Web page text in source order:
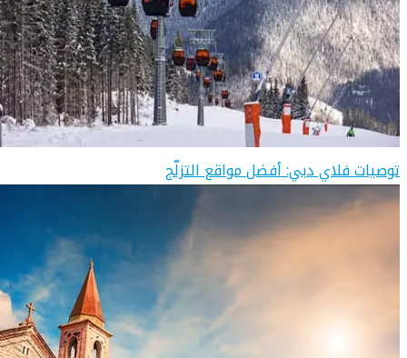
توصيات فلاي دبي: أفضل مواقع التزلّج